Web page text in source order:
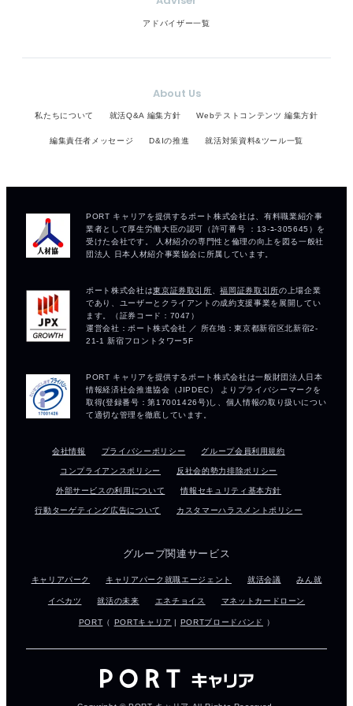
アドバイザー一覧
About Us
私たちについて 就活Q&A 編集方針 Webテストコンテンツ 編集方針
編集責任者メッセージ D&Iの推進 就活対策資料&ツール一覧
会社情報 プライバシーポリシー グループ会員利用規約
コンプライアンスポリシー 反社会的勢力排除ポリシー
外部サービスの利用について 情報セキュリティ基本方針
行動ターゲティング広告について カスタマーハラスメントポリシー